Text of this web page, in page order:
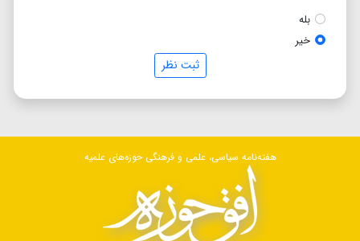
بله
خیر
ثبت نظر
هفته‌نامه سیاسی، علمی و فرهنگی حوزه‌های علمیه